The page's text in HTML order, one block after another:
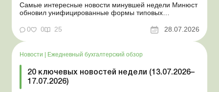
Самые интересные новости минувшей недели Минюст
обновил унифицированные формы типовых
новость о создании координационного центра по
статус «в розыске»: что нужно знать работодателям
Закон о ВПЛ: ка...
0 0 25 28.07.2026
Новости Ежедневный бухгалтерский обзор
20 ключевых новостей недели (13.07.2026–
17.07.2026)